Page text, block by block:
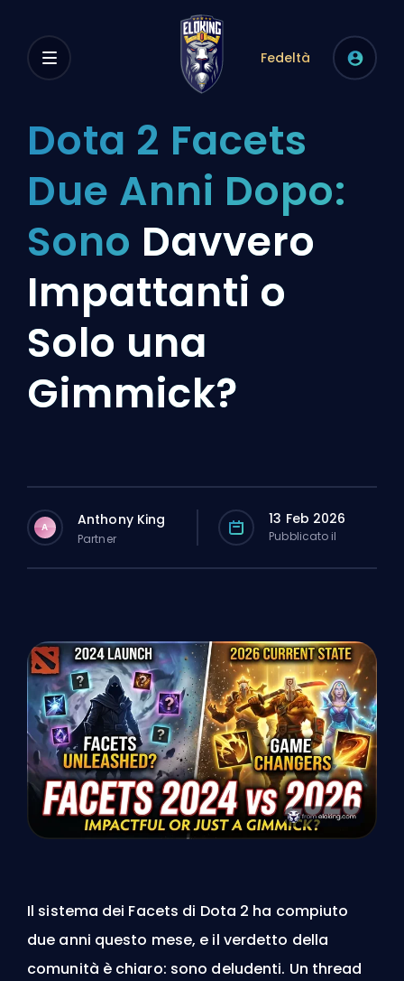
Fedeltà
Dota 2 Facets
Due Anni Dopo:
Sono Davvero
Impattanti o
Solo una
Gimmick?
A Anthony King
Partner
13 Feb 2026
Pubblicato il
Il sistema dei Facets di Dota 2 ha compiuto
due anni questo mese, e il verdetto della
comunità è chiaro: sono deludenti. Un thread